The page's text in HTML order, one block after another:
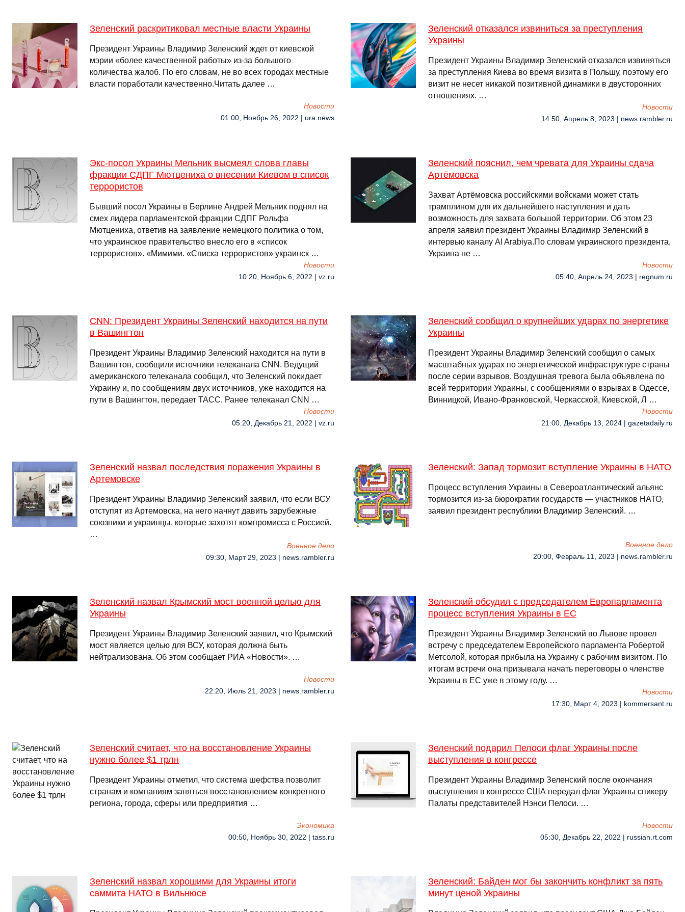
Зеленский раскритиковал местные власти Украины
Президент Украины Владимир Зеленский ждет от киевской
мэрии «более качественной работы» из-за большого
количества жалоб. По его словам, не во всех городах местные
власти поработали качественно.Читать далее …
Новости
01:00, Ноябрь 26, 2022 | ura.news
Зеленский отказался извиниться за преступления
Украины
Президент Украины Владимир Зеленский отказался извиняться
за преступления Киева во время визита в Польшу, поэтому его
визит не несет никакой позитивной динамики в двусторонних
отношениях. …
Новости
14:50, Апрель 8, 2023 | news.rambler.ru
Экс-посол Украины Мельник высмеял слова главы
фракции СДПГ Мютцениха о внесении Киевом в список
террористов
Бывший посол Украины в Берлине Андрей Мельник поднял на
смех лидера парламентской фракции СДПГ Рольфа
Мютцениха, ответив на заявление немецкого политика о том,
что украинское правительство внесло его в «список
террористов». «Мимими. «Списка террористов» украинск …
Новости
10:20, Ноябрь 6, 2022 | vz.ru
Зеленский пояснил, чем чревата для Украины сдача
Артёмовска
Захват Артёмовска российскими войсками может стать
трамплином для их дальнейшего наступления и дать
возможность для захвата большой территории. Об этом 23
апреля заявил президент Украины Владимир Зеленский в
интервью каналу Al Arabiya.По словам украинского президента,
Украина не …
Новости
05:40, Апрель 24, 2023 | regnum.ru
CNN: Президент Украины Зеленский находится на пути
в Вашингтон
Президент Украины Владимир Зеленский находится на пути в
Вашингтон, сообщили источники телеканала CNN. Ведущий
американского телеканала сообщил, что Зеленский покидает
Украину и, по сообщениям двух источников, уже находится на
пути в Вашингтон, передает ТАСС. Ранее телеканал CNN …
Новости
05:20, Декабрь 21, 2022 | vz.ru
Зеленский сообщил о крупнейших ударах по энергетике
Украины
Президент Украины Владимир Зеленский сообщил о самых
масштабных ударах по энергетической инфраструктуре страны
после серии взрывов. Воздушная тревога была объявлена по
всей территории Украины, с сообщениями о взрывах в Одессе,
Винницкой, Ивано-Франковской, Черкасской, Киевской, Л …
Новости
21:00, Декабрь 13, 2024 | gazetadaily.ru
Зеленский назвал последствия поражения Украины в
Артемовске
Президент Украины Владимир Зеленский заявил, что если ВСУ
отступят из Артемовска, на него начнут давить зарубежные
союзники и украинцы, которые захотят компромисса с Россией.
…
Военное дело
09:30, Март 29, 2023 | news.rambler.ru
Зеленский: Запад тормозит вступление Украины в НАТО
Процесс вступления Украины в Североатлантический альянс
тормозится из-за бюрократии государств — участников НАТО,
заявил президент республики Владимир Зеленский. …
Военное дело
20:00, Февраль 11, 2023 | news.rambler.ru
Зеленский назвал Крымский мост военной целью для
Украины
Президент Украины Владимир Зеленский заявил, что Крымский
мост является целью для ВСУ, которая должна быть
нейтрализована. Об этом сообщает РИА «Новости». …
Новости
22:20, Июль 21, 2023 | news.rambler.ru
Зеленский обсудил с председателем Европарламента
процесс вступления Украины в ЕС
Президент Украины Владимир Зеленский во Львове провел
встречу с председателем Европейского парламента Робертой
Метсолой, которая прибыла на Украину с рабочим визитом. По
итогам встречи она призывала начать переговоры о членстве
Украины в ЕС уже в этому году. …
Новости
17:30, Март 4, 2023 | kommersant.ru
Зеленский считает, что на восстановление Украины
нужно более $1 трлн
Президент Украины отметил, что система шефства позволит
странам и компаниям заняться восстановлением конкретного
региона, города, сферы или предприятия …
Экономика
00:50, Ноябрь 30, 2022 | tass.ru
Зеленский подарил Пелоси флаг Украины после
выступления в конгрессе
Президент Украины Владимир Зеленский после окончания
выступления в конгрессе США передал флаг Украины спикеру
Палаты представителей Нэнси Пелоси. …
Новости
05:30, Декабрь 22, 2022 | russian.rt.com
Зеленский назвал хорошими для Украины итоги
саммита НАТО в Вильнюсе
Зеленский: Байден мог бы закончить конфликт за пять
минут ценой Украины